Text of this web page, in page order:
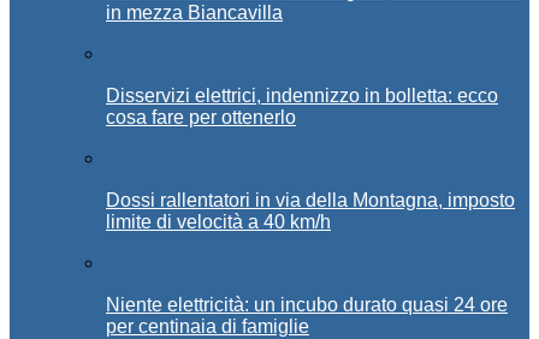
in mezza Biancavilla
Disservizi elettrici, indennizzo in bolletta: ecco
cosa fare per ottenerlo
Dossi rallentatori in via della Montagna, imposto
limite di velocità a 40 km/h
Niente elettricità: un incubo durato quasi 24 ore
per centinaia di famiglie